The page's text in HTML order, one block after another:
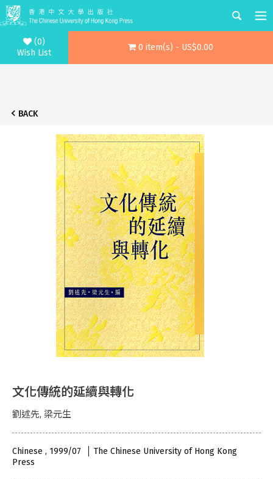
(0)
Wish List
0 item(s) - US$0.00
BACK
文化傳統的延續與轉化
劉述先, 梁元生
Chinese , 1999/07
The Chinese University of Hong Kong
Press